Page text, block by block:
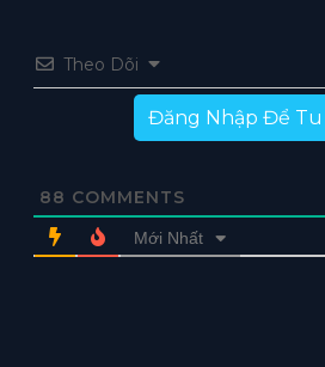
Theo Dõi
Đăng Nhập Để
88 COMMENTS
Mới Nhất